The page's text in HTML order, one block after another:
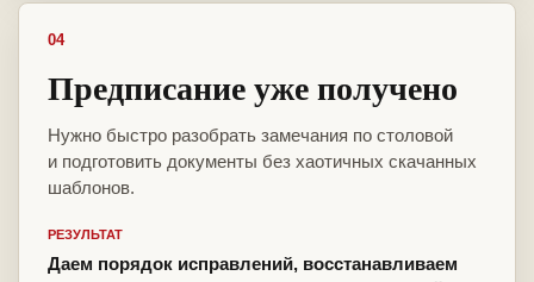
04
Предписание уже получено
Нужно быстро разобрать замечания по столовой
и подготовить документы без хаотичных скачанных
шаблонов.
РЕЗУЛЬТАТ
Даем порядок исправлений, восстанавливаем